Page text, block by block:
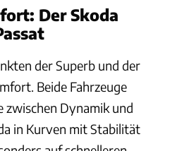
Der Skoda
der Superb und der
Beide Fahrzeuge
zwischen Dynamik und
in Kurven mit Stabilität